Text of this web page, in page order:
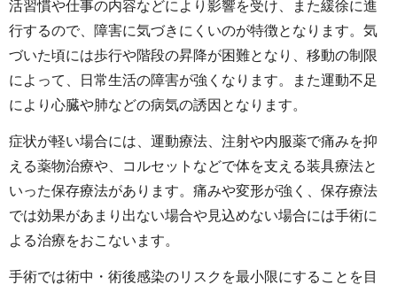
活習慣や仕事の内容などにより影響を受け、また緩徐に進
行するので、障害に気づきにくいのが特徴となります。気
づいた頃には歩行や階段の昇降が困難となり、移動の制限
によって、日常生活の障害が強くなります。また運動不足
により心臓や肺などの病気の誘因となります。
症状が軽い場合には、運動療法、注射や内服薬で痛みを抑
える薬物治療や、コルセットなどで体を支える装具療法と
いった保存療法があります。痛みや変形が強く、保存療法
では効果があまり出ない場合や見込めない場合には手術に
よる治療をおこないます。
手術では術中・術後感染のリスクを最小限にすることを目